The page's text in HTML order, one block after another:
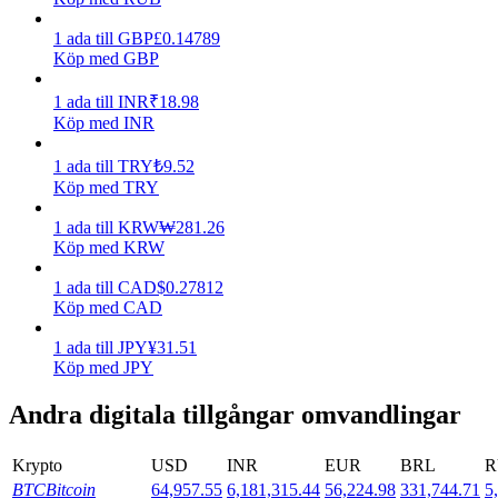
Tjäna konkurrenskraftiga belöningar dagligen
1 ada till GBP£0.14789
Köp med GBP
1 ada till INR₹18.98
Köp med INR
1 ada till TRY₺9.52
Köp med TRY
1 ada till KRW₩281.26
Köp med KRW
1 ada till CAD$0.27812
Köp med CAD
1 ada till JPY¥31.51
Köp med JPY
Andra digitala tillgångar omvandlingar
Krypto USD INR EUR BRL
BTCBitcoin 64,957.55 6,181,315.44 56,224.98 331,744.71